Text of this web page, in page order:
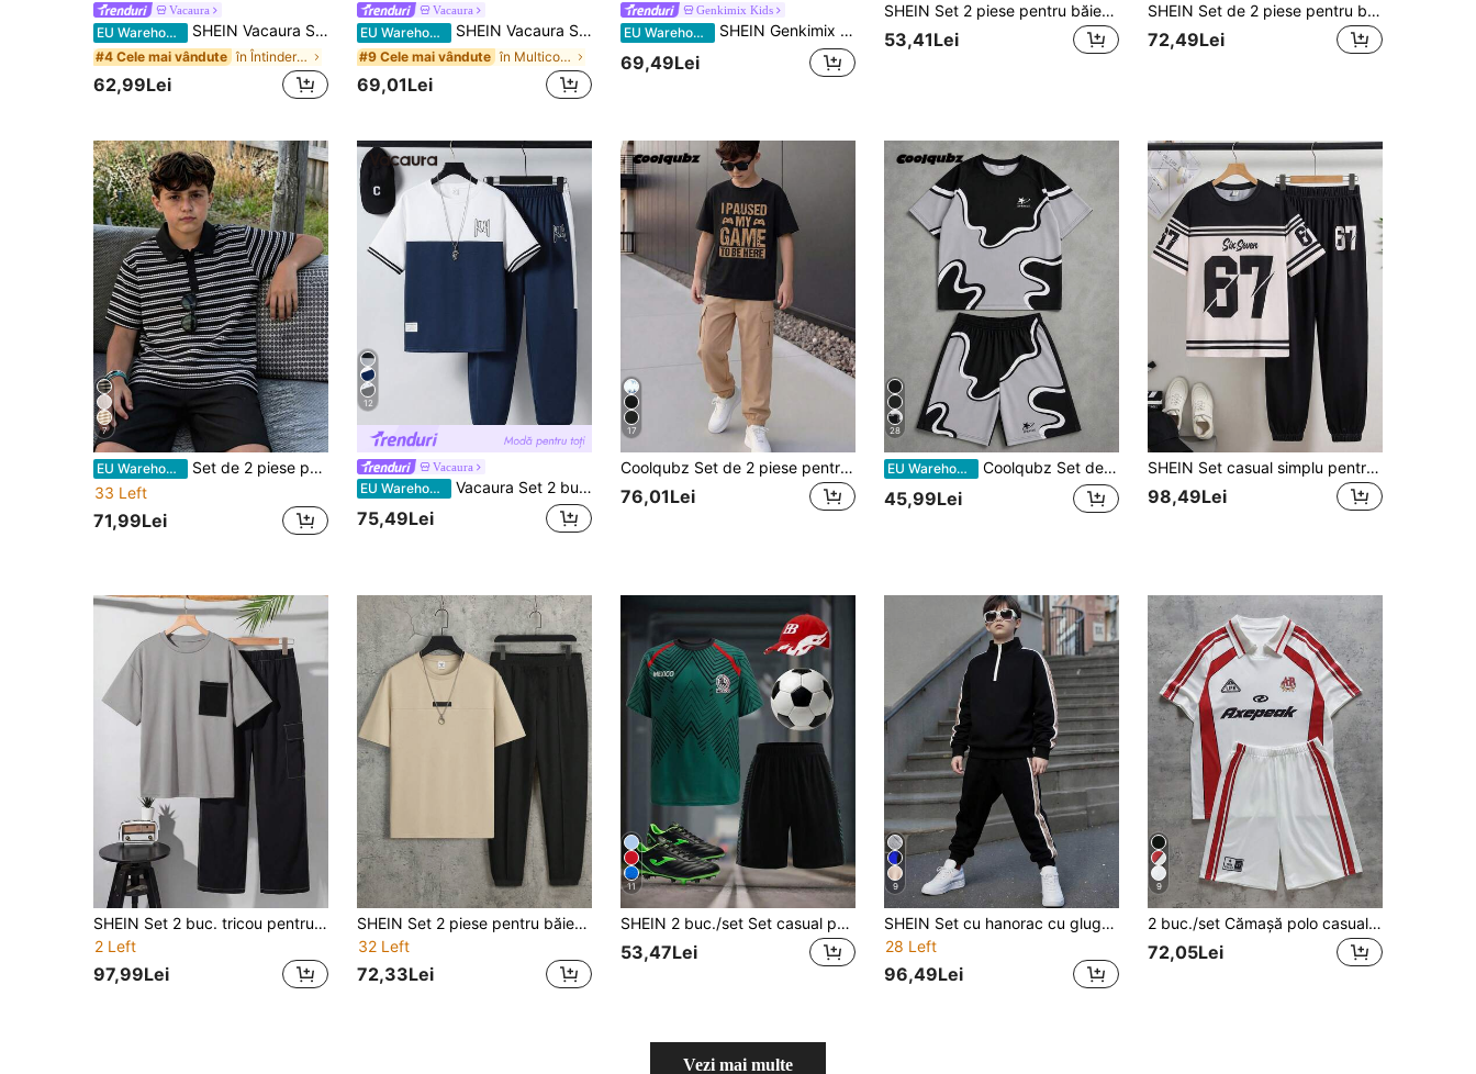
Vacaura
EU Warehouse SHEIN Vacaura Set 2 buc. pentru adolescenți, tricou cu imprimeu grafic și pantaloni scurți tricotați, ținută confortabilă și versatilă, potrivită pentru primăvară, vară și toamnă
#4 Cele mai vândute în Întindere ușoară Tricouri coordonate pentru ado
62,99Lei
Vacaura
EU Warehouse SHEIN Vacaura Set 2 buc. pentru adolescenți, tricou casual cu mânecă scurtă și pantaloni scurți sport simpli pentru alergare, ținută respirabilă pentru exterior, potrivită pentru mai multe sezoane
#9 Cele mai vândute în Multicolor Seturi pentru băieți adolescenți
69,01Lei
Genkimix Kids
EU Warehouse SHEIN Genkimix Kids Set de 2 piese pentru băieți adolescenți, primăvară/vară, albastru apă, casual, pentru vacanță, modă sport, tricou cu mânecă scurtă și pantaloni scurți, cu imprimeu 3D în relief cu litere, ținută sport minimalistă
69,49Lei
SHEIN Set 2 piese pentru băieți adolescenți, ținută casual minimalistă cu imprimeu cu litere, pulover cu guler rotund, potrivită pentru vară
53,41Lei
SHEIN Set de 2 piese pentru băieți adolescenți, casual de zi cu zi, confortabil, cu imprimeu, tricou cu mânecă scurtă, guler rotund, croială largă și pantaloni drepți cu imprimeu și contrast de culoare, tricotat
72,49Lei
7
EU Warehouse
Set de 2 piese pentru băieți adolescenți, casual minimalist, cu textură și dungi, culoare kaki, tricou polo cu mânecă scurtă și pantaloni scurți, croială largă, confortabil, potrivit pentru toamnă, primăvară și vară, ideal pentru purtare zilnică, navetă, joacă în aer liber, sport, școală, streetwear, petreceri și ședințe foto
33 Left
71,99Lei
12
Vacaura
EU Warehouse Vacaura Set 2 buc. pentru adolescenți, tricou și pantaloni sport, cu imprimeu de patchwork în culori contrastante, casual, pentru băieți
75,49Lei
17
Coolqubz Set de 2 piese pentru adolescenți, primăvară/vară, tricou simplu casual cu guler rotund și imprimeu & pantaloni cu manșetă, potrivit pentru naveta zilnică și purtare în aer liber
76,01Lei
28
EU Warehouse Coolqubz Set de tricou cu mânecă scurtă și pantaloni scurți, streetwear casual, confortabil, pentru băieți adolescenți
45,99Lei
SHEIN Set casual simplu pentru băieți adolescenți, tricou cu mânecă scurtă și guler rotund și pantaloni lungi, potrivit pentru vară, modă clasică cu slogan "Seven & Six", 6 7", stil text sportiv
98,49Lei
SHEIN Set 2 buc. tricou pentru adolescenți, cu mânecă scurtă, cu guler rotund și model cu litere în relief, buzunar cargo și pantaloni în culori contrastante, ținută sport casual, potrivită pentru ocazii de primăvară/vară, cum ar fi vacanță, școală, petrecere, modă și versatilă
2 Left
97,99Lei
SHEIN Set 2 piese pentru băieți adolescenți, casual, cu imprimeu cu litere, cu guler rotund, tip pulover, potrivit pentru vară, sport, alergare și activități în aer liber
32 Left
72,33Lei
11
SHEIN 2 buc./set Set casual pentru băieți adolescenți, tricou cu mânecă scurtă și pantaloni scurți, ținută sport, streetwear, punk rock, stil școlar, potrivit pentru primăvară și vară, purtare zilnică, petreceri, festivaluri de muzică
53,47Lei
9
SHEIN Set cu hanorac cu glugă, mânecă lungă, larg și confortabil, potrivit pentru toamnă/iarnă
28 Left
96,49Lei
9
2 buc./set Cămașă polo casual pentru bărbați și adolescenți, cu guler, și pantaloni scurți
72,05Lei
Vezi mai multe